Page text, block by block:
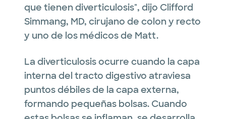
que tienen diverticulosis", dijo Clifford
Simmang, MD, cirujano de colon y recto
y uno de los médicos de Matt.
La diverticulosis ocurre cuando la capa
interna del tracto digestivo atraviesa
puntos débiles de la capa externa,
formando pequeñas bolsas. Cuando